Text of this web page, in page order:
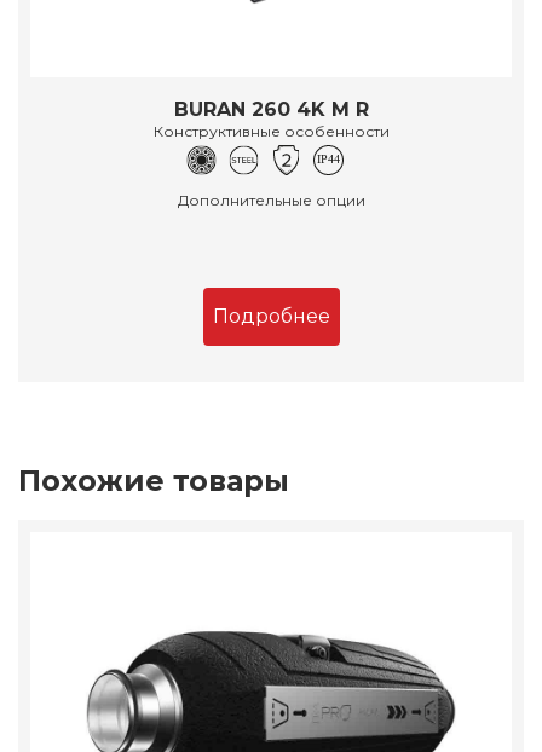
BURAN 260 4K M R
Конструктивные особенности
Дополнительные опции
Подробнее
Похожие товары